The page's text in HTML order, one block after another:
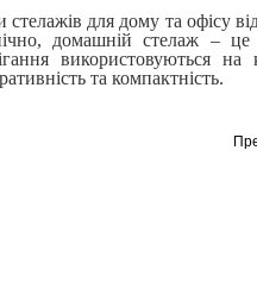
стелажів для дому та офісу
домашній стелаж –
використовуються на
та компактність.